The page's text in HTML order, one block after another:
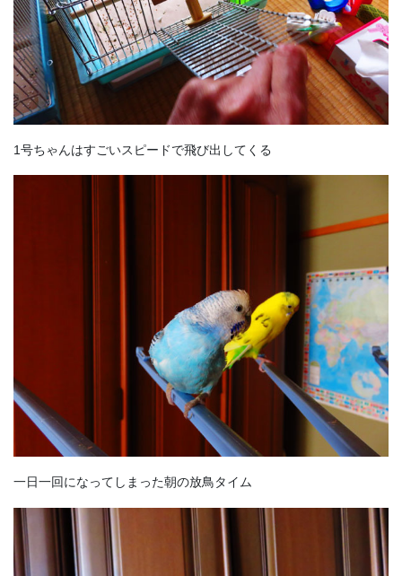
1号ちゃんはすごいスピードで飛び出してくる
一日一回になってしまった朝の放鳥タイム